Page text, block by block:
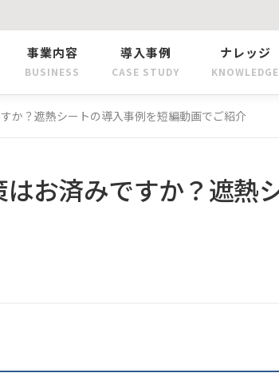
事業内容
BUSINESS
導入事例
CASE STUDY
ナレッジ
KNOWLEDGE
か？遮熱シートの導入事例を短編動画でご紹介
お済みですか？遮熱